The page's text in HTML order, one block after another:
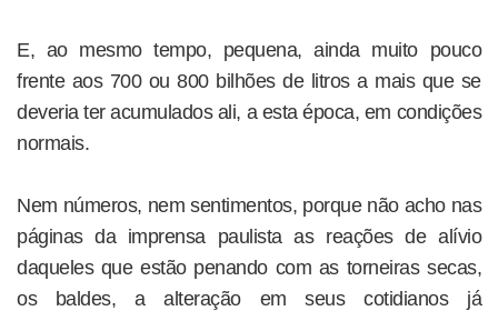
E, ao mesmo tempo, pequena, ainda muito pouco
frente aos 700 ou 800 bilhões de litros a mais que se
deveria ter acumulados ali, a esta época, em condições
normais.
Nem números, nem sentimentos, porque não acho nas
páginas da imprensa paulista as reações de alívio
daqueles que estão penando com as torneiras secas,
os baldes, a alteração em seus cotidianos já